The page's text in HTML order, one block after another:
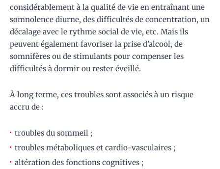
considérablement à la qualité de vie en entraînant une
somnolence diurne, des difficultés de concentration, un
décalage avec le rythme social de vie, etc. Mais ils
peuvent également favoriser la prise d’alcool, de
somnifères ou de stimulants pour compenser les
difficultés à dormir ou rester éveillé.
À long terme, ces troubles sont associés à un risque
accru de :
troubles du sommeil ;
troubles métaboliques et cardio-vasculaires ;
altération des fonctions cognitives ;